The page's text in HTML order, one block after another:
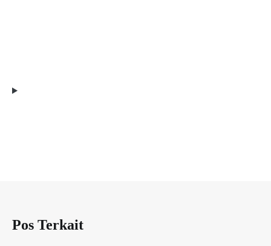
Pos Terkait